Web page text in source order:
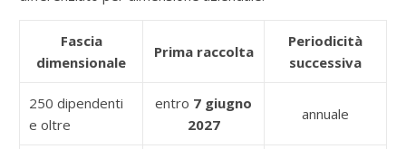
Fascia
dimensionale
Prima raccolta
Periodicità
successiva
250 dipendenti
e oltre
entro 7 giugno
2027
annuale